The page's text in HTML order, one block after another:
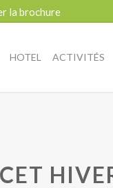
la brochure
HOTEL ACTIVITÉS